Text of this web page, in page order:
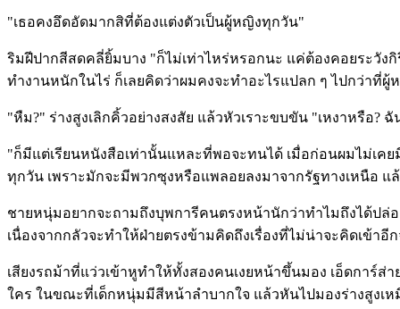
"เธอคงอึดอัดมากสิที่ต้องแต่งตัวเป็นผู้หญิงทุกวัน"
ริมฝีปากสีสดคลี่ยิ้มบาง "ก็ไม่เท่าไหร่หรอกนะ แค่ต้องคอยระวัง
ทำงานหนักในไร่ ก็เลยคิดว่าผมคงจะทำอะไรแปลก ๆ ไปกว่าที่ผู้
"หืม?" ร่างสูงเลิกคิ้วอย่างสงสัย แล้วหัวเราะขบขัน "เหงาหรือ?
"ก็มีแต่เรียนหนังสือเท่านั้นแหละที่พอจะทนได้ เมื่อก่อนผมไม่เคย
ทุกวัน เพราะมักจะมีพวกซุงหรือแพลอยลงมาจากรัฐทางเหนือ แล้
ชายหนุ่มอยากจะถามถึงบุพการีคนตรงหน้านักว่าทำไมถึงได้ปล่อ
เนื่องจากกลัวจะทำให้ฝ่ายตรงข้ามคิดถึงเรื่องที่ไม่น่าจะคิดเข้าอี
เสียงรถม้าที่แว่วเข้าหูทำให้ทั้งสองคนเงยหน้าขึ้นมอง เอ็ดการ์ส่
ใคร ในขณะที่เด็กหนุ่มมีสีหน้าลำบากใจ แล้วหันไปมองร่างสูงเ